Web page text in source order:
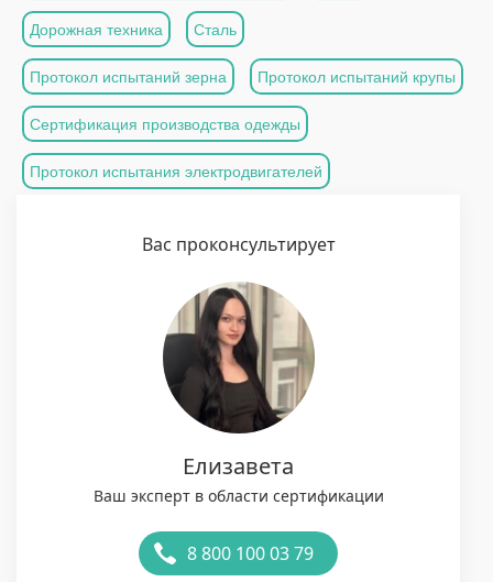
Дорожная техника Сталь
Протокол испытаний зерна Протокол испытаний крупы
Сертификация производства одежды
Протокол испытания электродвигателей
Вас проконсультирует
Елизавета
Ваш эксперт в области сертификации
8 800 100 03 79